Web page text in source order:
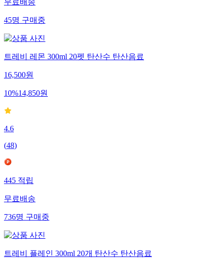
무료배송
45명구매중
트레비 레몬 300ml 20펫 탄산수 탄산음료
16,500원
10%14,850원
4.6
(48)
445적립
무료배송
736명구매중
트레비 플레인 300ml 20개 탄산수 탄산음료